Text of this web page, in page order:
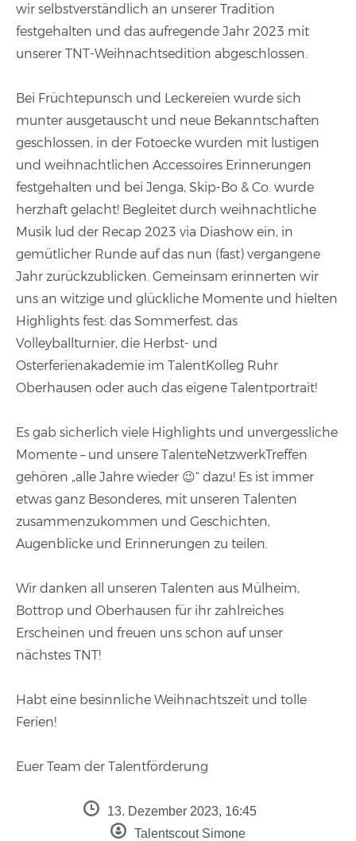
wir selbstverständlich an unserer Tradition
festgehalten und das aufregende Jahr 2023 mit
unserer TNT-Weihnachtsedition abgeschlossen.
Bei Früchtepunsch und Leckereien wurde sich
munter ausgetauscht und neue Bekanntschaften
geschlossen, in der Fotoecke wurden mit lustigen
und weihnachtlichen Accessoires Erinnerungen
festgehalten und bei Jenga, Skip-Bo & Co. wurde
herzhaft gelacht! Begleitet durch weihnachtliche
Musik lud der Recap 2023 via Diashow ein, in
gemütlicher Runde auf das nun (fast) vergangene
Jahr zurückzublicken. Gemeinsam erinnerten wir
uns an witzige und glückliche Momente und hielten
Highlights fest: das Sommerfest, das
Volleyballturnier, die Herbst- und
Osterferienakademie im TalentKolleg Ruhr
Oberhausen oder auch das eigene Talentportrait!
Es gab sicherlich viele Highlights und unvergessliche
Momente – und unsere TalenteNetzwerkTreffen
gehören „alle Jahre wieder 😉“ dazu! Es ist immer
etwas ganz Besonderes, mit unseren Talenten
zusammenzukommen und Geschichten,
Augenblicke und Erinnerungen zu teilen.
Wir danken all unseren Talenten aus Mülheim,
Bottrop und Oberhausen für ihr zahlreiches
Erscheinen und freuen uns schon auf unser
nächstes TNT!
Habt eine besinnliche Weihnachtszeit und tolle
Ferien!
Euer Team der Talentförderung
13. Dezember 2023, 16:45
Talentscout Simone